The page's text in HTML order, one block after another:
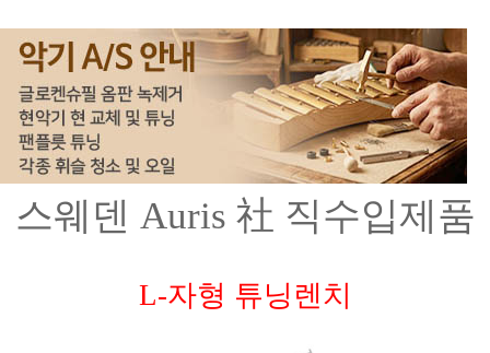
스웨덴 Auris 社 직수입제품
L-자형 튜닝렌치